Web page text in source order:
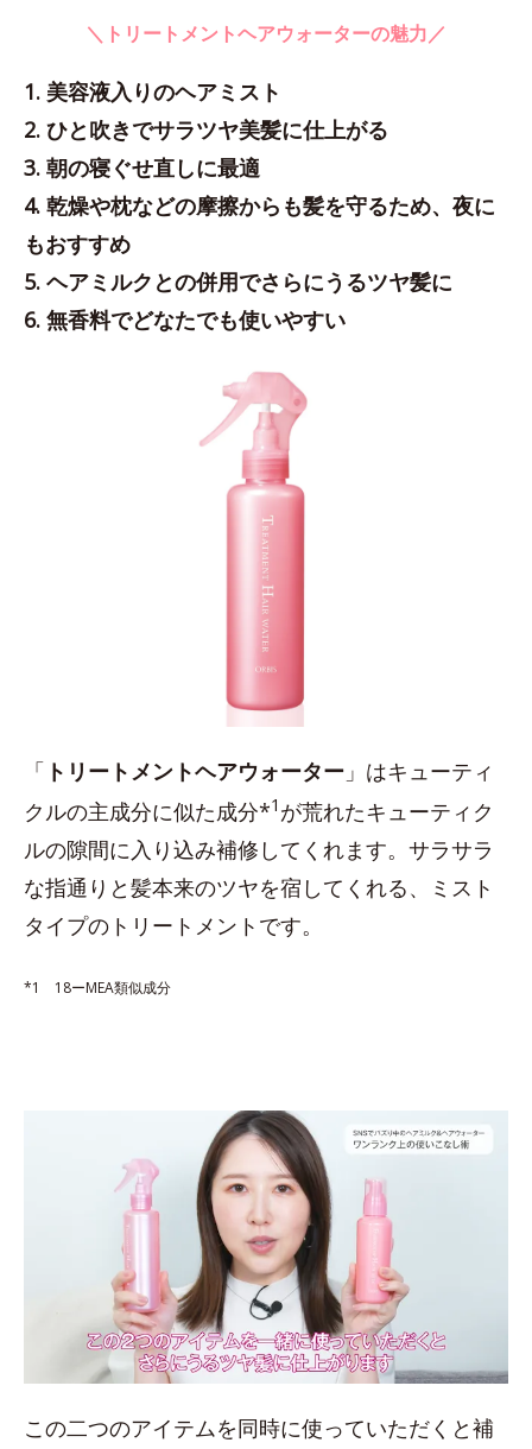
＼トリートメントヘアウォーターの魅力／
1. 美容液入りのヘアミスト
2. ひと吹きでサラツヤ美髪に仕上がる
3. 朝の寝ぐせ直しに最適
4. 乾燥や枕などの摩擦からも髪を守るため、夜に
もおすすめ
5. ヘアミルクとの併用でさらにうるツヤ髪に
6. 無香料でどなたでも使いやすい
「 トリートメントヘアウォーター 」はキューティ
クルの主成分に似た成分*1 が荒れたキューティク
ルの隙間に入り込み補修してくれます。サラサラ
な指通りと髪本来のツヤを宿してくれる、ミスト
タイプのトリートメントです。
*1 18ーMEA類似成分
この二つのアイテムを同時に使っていただくと補